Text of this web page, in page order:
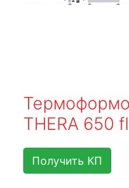
THERA 650
Получить КП